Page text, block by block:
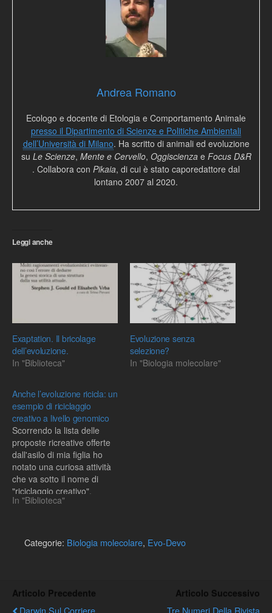
Andrea Romano
Ecologo e docente di Etologia e Comportamento Animale
presso il Dipartimento di Scienze e Politiche Ambientali
dell’Università di Milano. Ha scritto di animali ed evoluzione
su Le Scienze, Mente e Cervello, Oggiscienzae Focus D&R
. Collabora con Pikaia, di cui è stato caporedattore dal
lontano 2007 al 2020.
Leggi anche
Exaptation. Il bricolage
dell’evoluzione.
In "Biblioteca"
Evoluzione senza
selezione?
In "Biologia molecolare"
Anche l’evoluzione ricicla: un
esempio di riciclaggio
creativo a livello genomico
Scorrendo la lista delle
proposte ricreative offerte
dall'asilo di mia figlia ho
notato una curiosa attività
che va sotto il nome di
"riciclaggio creativo".
Questa attività consiste nel
vuote, etc...) per realizzare
oggetti che possano avere
questo tipo di attività…
In "Biblioteca"
Categorie: Biologia molecolare, Evo-Devo
Articolo Precedente Articolo Successivo